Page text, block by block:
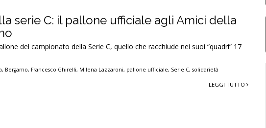
serie C: il pallone ufficiale agli Amici della
del campionato della Serie C, quello che racchiude nei suoi “quadri” 17
, Bergamo, Francesco Ghirelli, Milena Lazzaroni, pallone ufficiale, Serie C,solidarietà
LEGGI TUTTO